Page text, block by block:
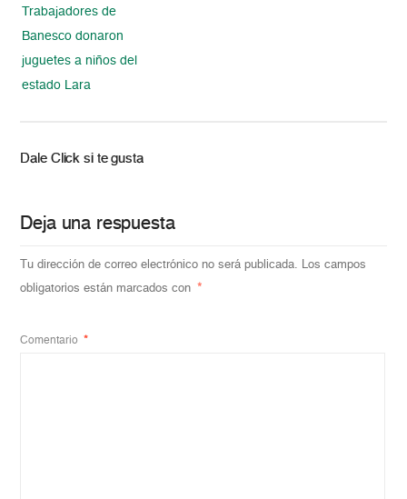
Trabajadores de
Banesco donaron
juguetes a niños del
estado Lara
Dale Click si te gusta
Deja una respuesta
Tu dirección de correo electrónico no será publicada. Los campos
obligatorios están marcados con *
Comentario *